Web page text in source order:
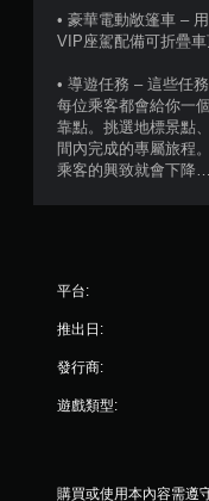
• 豪華電動敞篷車 –
VIP座駕配備可折疊車
• 導遊任務 – 這些任
每位乘客都會給你一
靠點。挑選地標景點
間內完成的專屬旅程
乘客的興致就會下降
平台:
推出日:
發行商:
遊戲類型:
購買或使用本內容需遵